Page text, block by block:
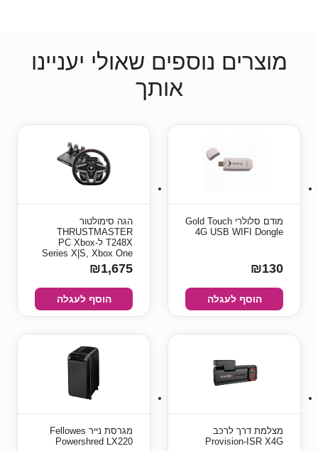
מוצרים נוספים שאולי יעניינו
אותך
מודם סלולרי Gold Touch
4G USB WIFI Dongle
₪130
הוסף לעגלה
הגה סימולטור
THRUSTMASTER
T248X ל-PC Xbox
Series X|S, Xbox One
₪1,675
הוסף לעגלה
מצלמת דרך לרכב
Provision-ISR X4G
מגרסת נייר Fellowes
Powershred LX220